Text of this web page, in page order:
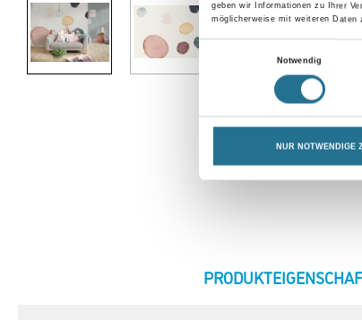
geben wir Informationen zu Ihrer
möglicherweise mit weiteren Daten
Einwilligungsauswahl
Notwendig
NUR NOTWENDIGE
CURRENT